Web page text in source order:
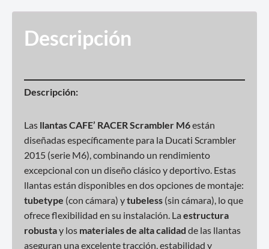
Descripción
Descripción:
Las llantas CAFE’ RACER Scrambler M6están
diseñadas específicamente para la Ducati Scrambler
2015 (serie M6), combinando un rendimiento
excepcional con un diseño clásico y deportivo. Estas
llantas están disponibles en dos opciones de montaje:
tubetype (con cámara) ytubeless (sin cámara), lo que
ofrece flexibilidad en su instalación. La estructura
robustay los materiales de alta calidad de las llantas
aseguran una excelente tracción, estabilidad y